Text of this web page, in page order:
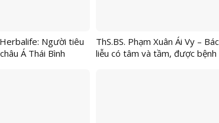
Người tiêu
Á Thái Bình
ThS.BS. Phạm Xuân Ái Vy –
liễu có tâm và tầm, được bệnh